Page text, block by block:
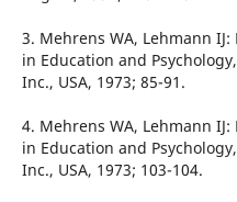
3. Mehrens WA, Lehmann
in Education and
Inc., USA, 1973; 85-91.
4. Mehrens WA, Lehmann
in Education and
Inc., USA, 1973; 103-104.